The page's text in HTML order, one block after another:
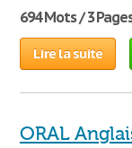
694 Mots / 3
Lire la suite
ORAL